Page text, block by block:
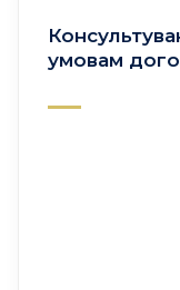
умовам